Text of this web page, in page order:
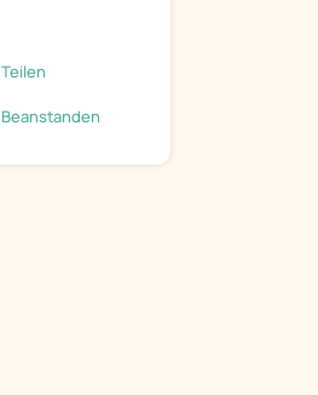
Teilen
Beanstanden